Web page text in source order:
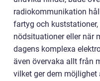
radiokommunikation
fartyg och
nödsituationer eller när
dagens komplexa
även övervaka allt från
vilket ger dem